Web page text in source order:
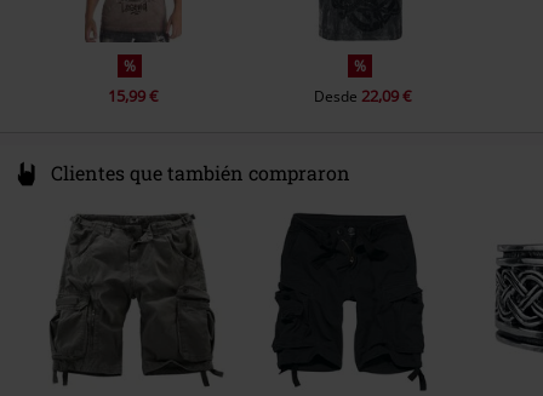
%
15,99 €
%
Desde 22,09 €
Clientes que también compraron